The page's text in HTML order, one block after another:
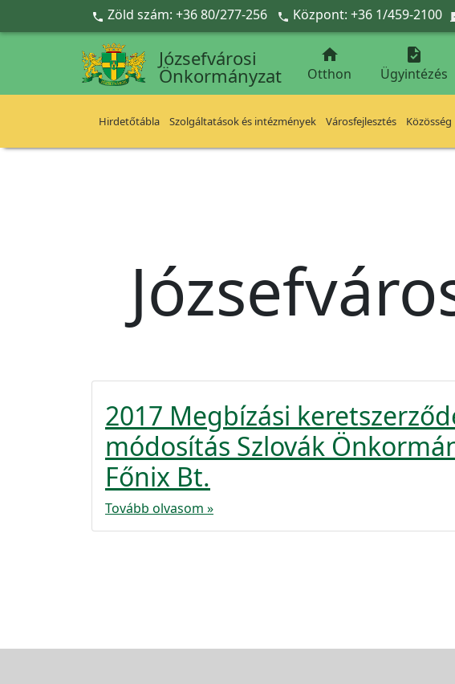
Ugrás a fő tartalomra
 Zöld szám: +36 80/277-256  Központ: +36 1/459-2100
Józsefvárosi
Önkormányzat

Otthon

Ügyintézés
Hirdetőtábla Szolgáltatások és intézmények Városfejlesztés Közösség
2017 Megbízási
módosítás Szlovák
Főnix Bt.
Tovább olvasom »